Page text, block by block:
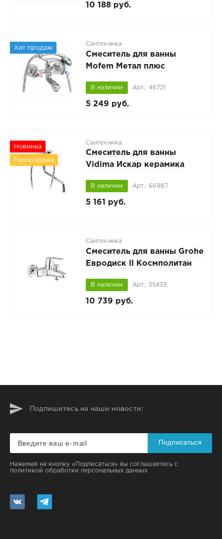
10 188 руб.
Хит продаж
Сантехника
Смеситель для ванны
Mofem Метал плюс
5 249 руб.
В наличии Арт.: 46721
Новинка
Распродажа
Сантехника
Смеситель для ванны
Vidima Искар керамика
5 161 руб.
В наличии Арт.: 66987
Сантехника
Смеситель для ванны Grohe
Евродиск II Космполитан
10 739 руб.
В наличии Арт.: 55433
Подпишитесь на наши новости:
Подписаться
Нажимая на кнопку «Подписаться» вы соглашаетесь с
политикой обработки персональных данных